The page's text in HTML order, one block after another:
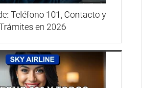
Teléfono 101, Contacto y
en 2026